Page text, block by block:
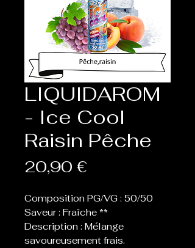
LIQUIDAROM
- Ice Cool
Raisin Pêche
20,90 €
Composition PG/VG : 50/50
Saveur : Fraîche **
Description : Mélange
savoureusement frais.